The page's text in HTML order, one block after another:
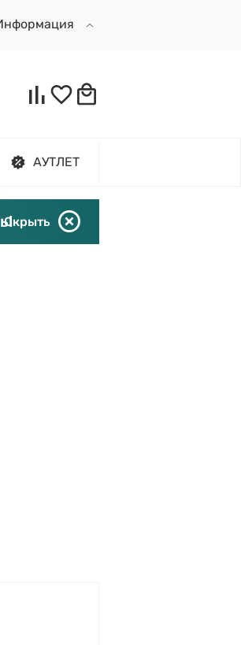
АУТЛЕТ
Скрыть